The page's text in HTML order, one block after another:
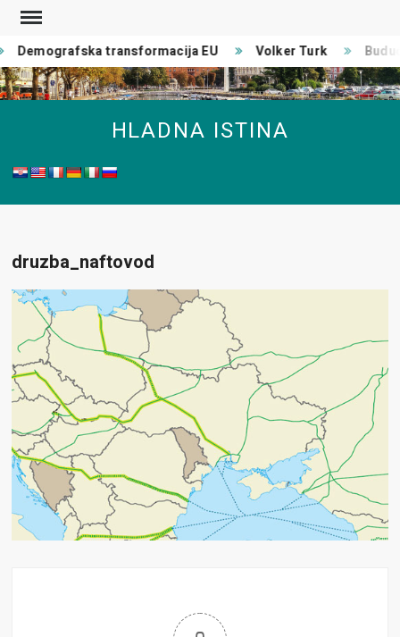
Skip
content
Demografska transformacija EU Volker Turk
HLADNA ISTINA
druzba_naftovod